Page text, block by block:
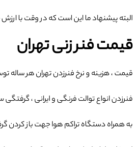
البته پیشنهاد ما این است که در وقت با
قیمت فنر زنی تهران
قیمت ، هزینه و نرخ فنرزدن تهران هر
فنرزدن انواع توالت فرنگی و ایرانی ،
به همراه دستگاه تراکم هوا جهت باز کردن